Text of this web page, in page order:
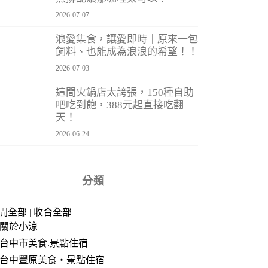
2026-07-07
浪愛集食，讓愛即時｜原來一包
飼料、也能成為浪浪的希望！！
2026-07-03
這間火鍋店太誇張，150種自助
吧吃到飽，388元起直接吃翻
天！
2026-06-24
分類
全部 | 收合全部
關於小涼
台中市美食.景點住宿
台中豐原美食‧景點住宿